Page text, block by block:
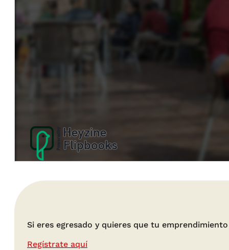
Si eres egresado y quieres que tu
Regístrate aquí